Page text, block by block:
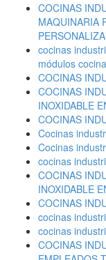
COCINAS
MAQUINARIA
cocinas
módulos
COCINAS
COCINAS
INOXIDABLE
COCINAS
Cocinas
Cocinas
cocinas
COCINAS
INOXIDABLE
COCINAS
cocinas
cocinas
COCINAS